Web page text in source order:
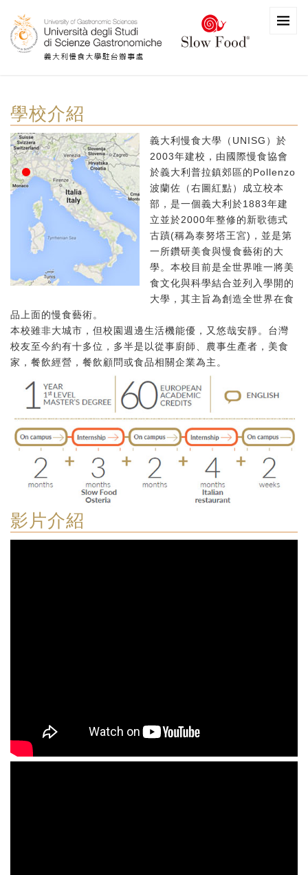
學校介紹
義大利慢食大學（UNISG）於
2003年建校，由國際慢食協會
於義大利普拉鎮郊區的Pollenzo
波蘭佐（右圖紅點）成立校本
部，是一個義大利於1883年建
立並於2000年整修的新歌德式
古蹟(稱為泰努塔王宮)，並是第
一所鑽研美食與慢食藝術的大
學。本校目前是全世界唯一將美
食文化與科學結合並列入學開的
大學，其主旨為創造全世界在食
品上面的慢食藝術。
本校雖非大城市，但校園週邊生活機能優，又悠哉安靜。台灣
校友至今約有十多位，多半是以從事廚師、農事生產者，美食
家，餐飲經營，餐飲顧問或食品相關企業為主。
影片介紹